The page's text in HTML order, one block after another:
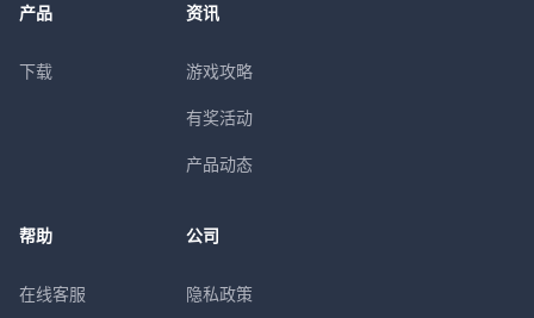
产品
下载
资讯
游戏攻略
有奖活动
产品动态
帮助
在线客服
公司
隐私政策